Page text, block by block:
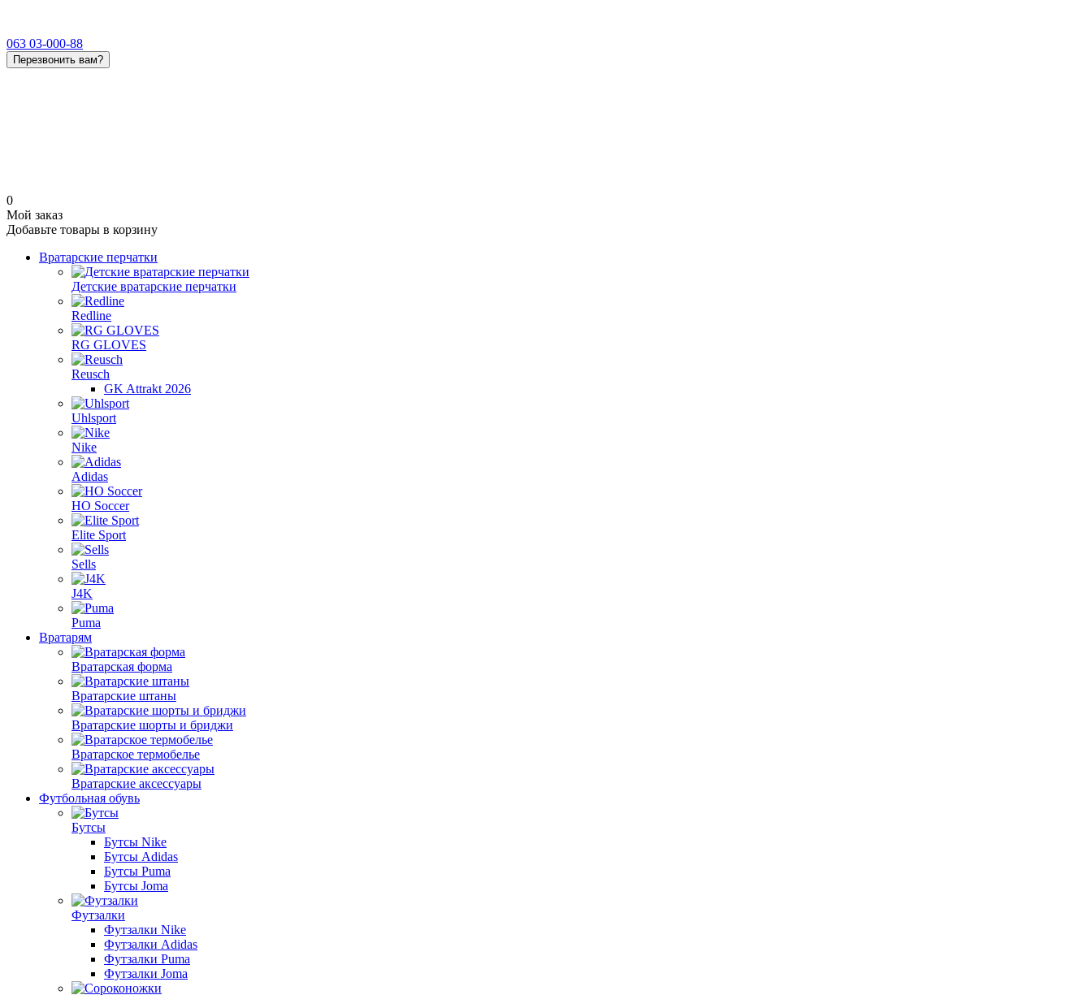
063 03-000-88
Перезвонить вам?
0
Мой заказ
Добавьте товары в корзину
Вратарские перчатки
Детские вратарские перчатки
Redline
RG GLOVES
Reusch
GK Attrakt 2026
Uhlsport
Nike
Adidas
HO Soccer
Elite Sport
Sells
J4K
Puma
Вратарям
Вратарская форма
Вратарские штаны
Вратарские шорты и бриджи
Вратарское термобелье
Вратарские аксессуары
Футбольная обувь
Бутсы
Бутсы Nike
Бутсы Adidas
Бутсы Puma
Бутсы Joma
Футзалки
Футзалки Nike
Футзалки Adidas
Футзалки Puma
Футзалки Joma